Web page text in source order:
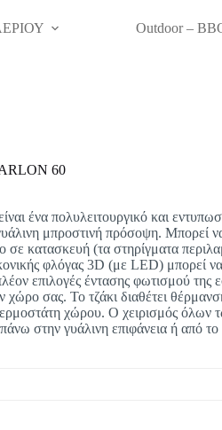
Outdoor –
60
ένα πολυλειτουργικό και
μπροστινή πρόσοψη. Μπορεί
σε κατασκευή (τα στηρίγματα
φλόγας 3D (με LED) μπορεί
επιλογές έντασης φωτισμού της
χώρο σας. Το τζάκι διαθέτει
χώρου. Ο χειρισμός όλων
στην γυάλινη επιφάνεια ή από το